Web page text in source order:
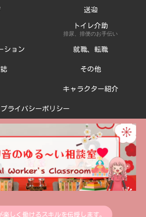
楽しく働けるスキルを伝授します。
送迎
トイレ介助
排尿、排便のお手伝い
ション 就職、転職
その他
キャラクター紹介
プライバシーポリシー